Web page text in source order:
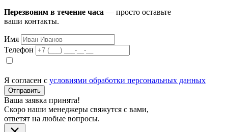
Перезвоним в течение часа — просто оставьте
ваши контакты.
Имя
Телефон
Я согласен с условиями обработки персональных данных
Отправить
Ваша заявка принята!
Скоро наши менеджеры свяжутся с вами,
ответят на любые вопросы.